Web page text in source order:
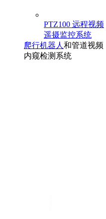
PTZ100 远程视频
遥摄监控系统
爬行机器人 和管道视频
内窥检测系统